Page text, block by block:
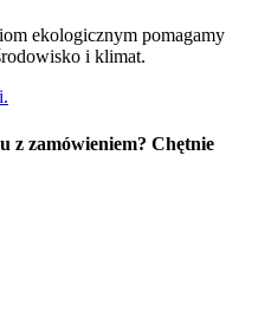
ekologicznym pomagamy
i klimat.
z zamówieniem? Chętnie